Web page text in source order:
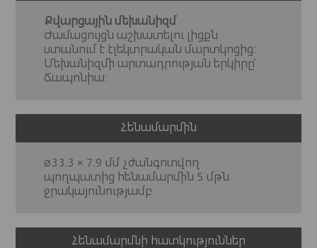
Քվարցային մեխանիզմ
Ժամացույցն աշխատելու լիցքն
ստանում է էլեկտրական մարտկոցից:
Մեխանիզմի արտադրության երկիրը՝
Ճապոնիա:
Հենամարմին
ø33.3 × 7.9 մմ չժանգոտվող
պողպատից հենամարմին 5 մթն
ջրակայունությամբ
Հենամարմնի հատկություններ